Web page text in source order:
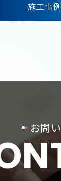
施工事
お問